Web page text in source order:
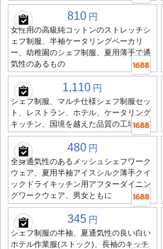
810 円
女性用の高級純コットンのストレッチシ
ェフ制服、半袖ケータリングベーカリ
ー、幼稚園のシェフ制服、夏用薄手で通
気性のあるもの
1,110 円
シェフ制服、マルチ仕様シェフ制服セッ
ト、レストラン、ホテル、ケータリング
キッチン、国境を越えた品質の工場直販
480 円
全身通気性のあるメッシュシェフワーク
ウェア、夏用半袖アイスシルク薄手クイ
ックドライキッチン用アフターダイニン
グワークウェア、男女ともに
345 円
シェフ制服の半袖、夏通気性の良い白い
ホテル作業服(ストック)、長袖のキッチ